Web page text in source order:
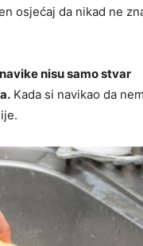
osjećaj da nikad ne
nisu samo stvar
Kada si navikao da